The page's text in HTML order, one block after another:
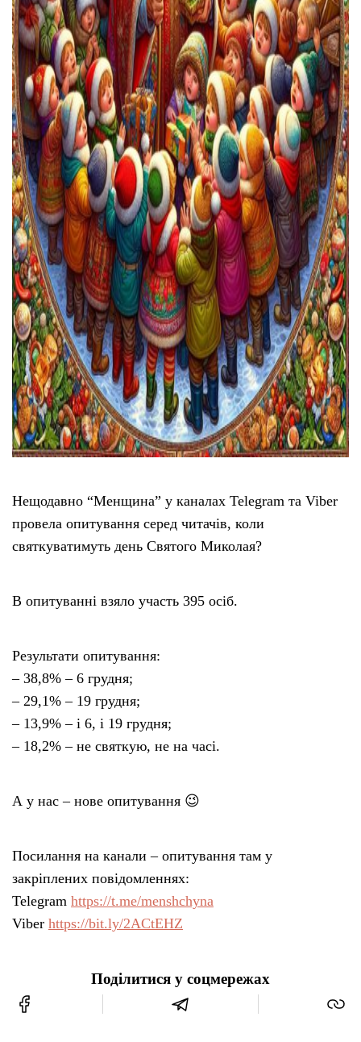
Редакційна політика
Етичний кодекс
Нещодавно “Менщина” у каналах Telegram та Viber
провела опитування серед читачів, коли
святкуватимуть день Святого Миколая?
В опитуванні взяло участь 395 осіб.
Результати опитування:
– 38,8% – 6 грудня;
– 29,1% – 19 грудня;
– 13,9% – і 6, і 19 грудня;
– 18,2% – не святкую, не на часі.
А у нас – нове опитування 😉
Посилання на канали – опитування там у
закріплених повідомленнях:
Telegram https://t.me/menshchyna
Viber https://bit.ly/2ACtEHZ
Поділитися у соцмережах